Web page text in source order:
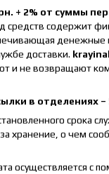
+ 2% от суммы
средств содержит
денежные
доставки.
и не возвращают
в отделениях –
срока
за хранение, о чем
осуществляется с